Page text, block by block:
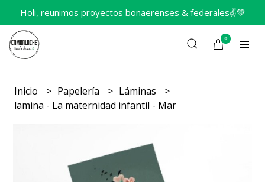
Holi, reunimos proyectos bonaerenses & federales✌️💚
0
Inicio Papelería
Láminas
lamina - La maternidad infantil - Mar